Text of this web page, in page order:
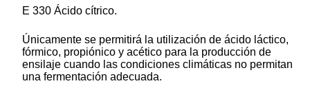
E 330 Ácido cítrico.
Únicamente se permitirá la utilización de ácido láctico,
fórmico, propiónico y acético para la producción de
ensilaje cuando las condiciones climáticas no permitan
una fermentación adecuada.